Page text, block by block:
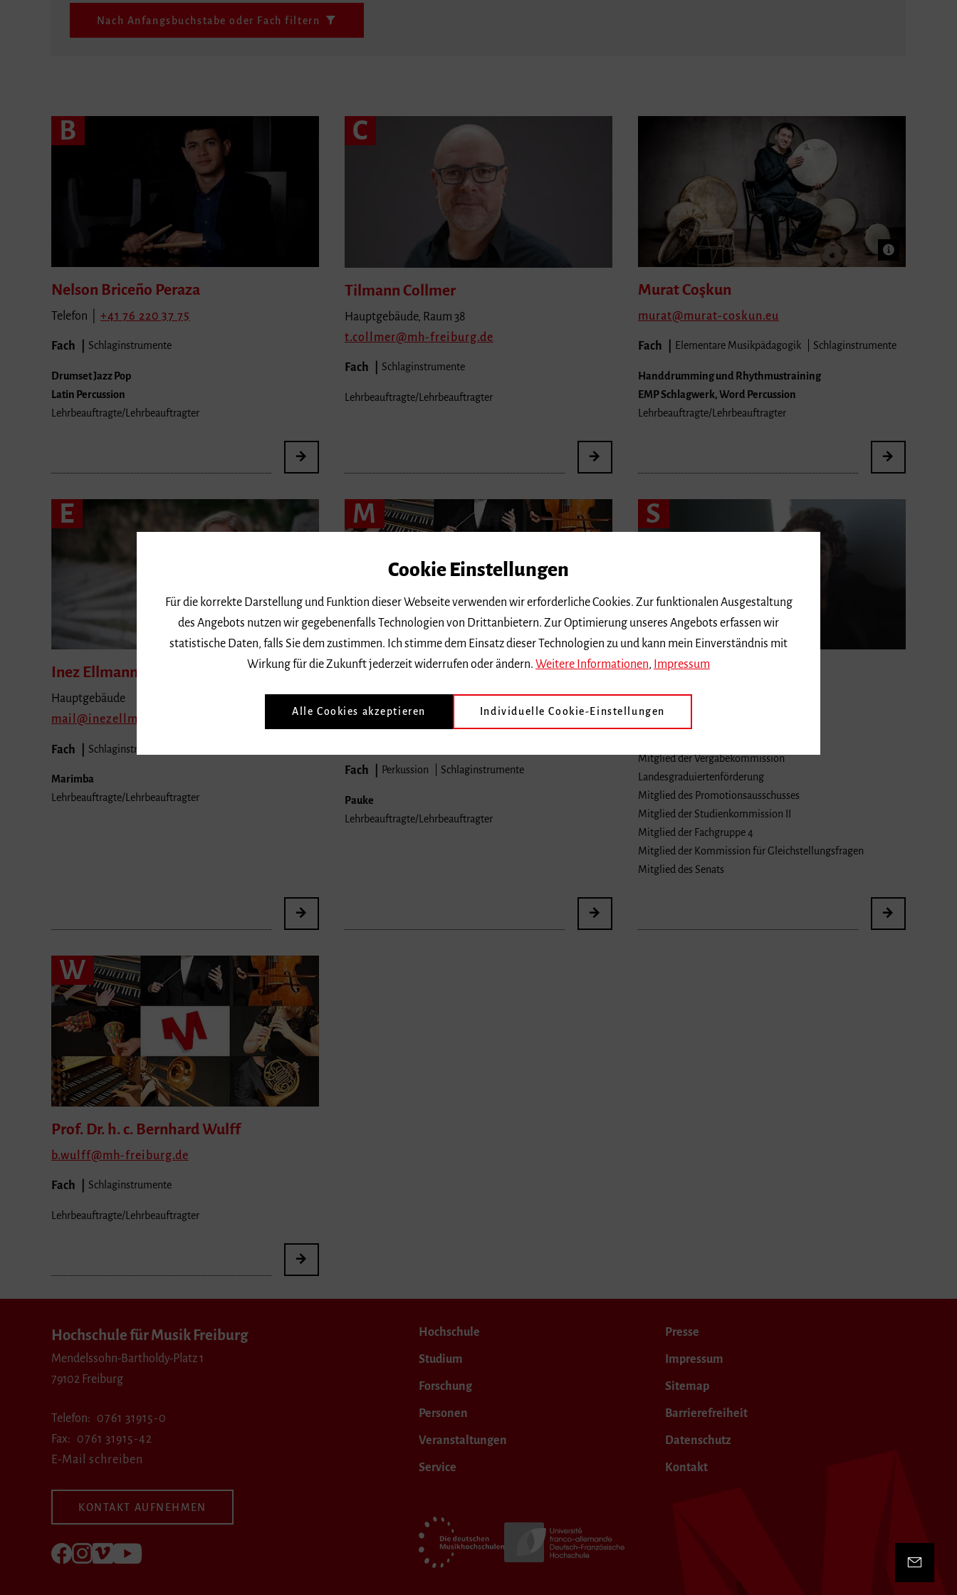
Nach Anfangsbuchstabe oder Fach filtern
B
Nelson Briceño Peraza
Telefon | +41 76 220 37 75
Fach Schlaginstrumente
Drumset Jazz Pop
Latin Percussion
Lehrbeauftragte/Lehrbeauftragter
C
Tilmann Collmer
Hauptgebäude, Raum 38
t.collmer
mh-freiburg.de
Fach Schlaginstrumente
Lehrbeauftragte/Lehrbeauftragter
MuratCoşkun
murat murat-coskun.eu
Fach Elementare Musikpädagogik Schlaginstrumente
Handdrumming und Rhythmustraining
EMP Schlagwerk, Word Percussion
Lehrbeauftragte/Lehrbeauftragter
E
Inez Ellmann
Hauptgebäude
mail
inezellmann.com
Fach Schlaginstrumente
Marimba
Lehrbeauftragte/Lehrbeauftragter
M
Prof. TaijiroMiyazaki
Hauptgebäude, Raum 38
Telefon | 0041 617115652
Fach Perkussion Schlaginstrumente
Pauke
Lehrbeauftragte/Lehrbeauftragter
S
Prof. Dr. Håkon
h.stene mh-freiburg.de
Fach Schlaginstrumente
Mitglied der Vergabekommission
Landesgraduiertenförderung
Mitglied des Promotionsausschusses
Mitglied der Studienkommission II
Mitglied der Fachgruppe 4
Mitglied der Kommission für Gleichstellungsfragen
Mitglied des Senats
W
Prof. Dr. h. c. BernhardWulff
b.wulff mh-freiburg.de
Fach Schlaginstrumente
Lehrbeauftragte/Lehrbeauftragter
Kontakt
Hochschule für Musik Freiburg
Mendelssohn-Bartholdy-Platz 1
79102 Freiburg
Telefon
0761 31915-0
Fax
0761 31915-42
E-Mail schreiben
KONTAKT AUFNEHMEN
Folgen Sie uns auf Facebook
Folgen Sie uns auf Instagram
Besuchen Sie uns bei Vimeo
Besuchen Sie uns bei youtube
Hochschule
Studium
Forschung
Personen
Veranstaltungen
Service
Presse
Impressum
Sitemap
Barrierefreiheit
Datenschutz
Kontakt
Cookie Einstellungen
Für die korrekte Darstellung und Funktion dieser Webseite verwenden wir erforderliche Cookies. Zur funktionalen Ausgestaltung
des Angebots nutzen wir gegebenenfalls Technologien von Drittanbietern. Zur Optimierung unseres Angebots erfassen wir
statistische Daten, falls Sie dem zustimmen. Ich stimme dem Einsatz dieser Technologien zu und kann mein Einverständnis mit
Wirkung für die Zukunft jederzeit widerrufen oder ändern. Weitere Informationen, Impressum
Alle Cookies akzeptieren Individuelle Cookie-Einstellungen